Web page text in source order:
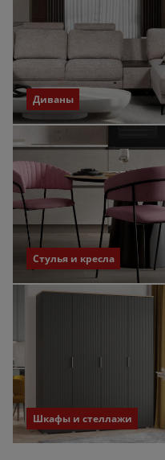
Диваны
Стулья и кресла
Шкафы и стеллажи